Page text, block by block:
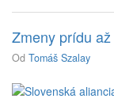
Zmeny prídu
Od Tomáš Szalay